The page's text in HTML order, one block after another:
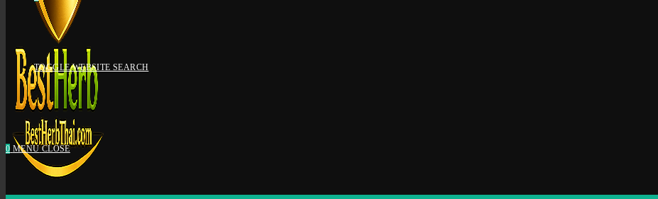
TOGGLE WEBSITE SEARCH
0 MENU CLOSE